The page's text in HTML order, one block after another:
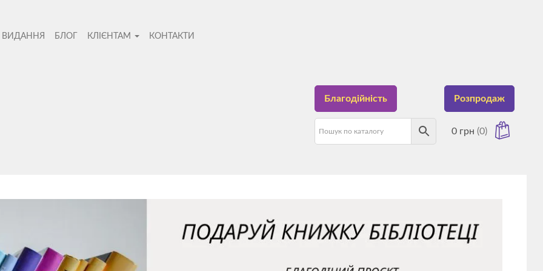
ВИДАННЯ БЛОГ КЛІЄНТАМ КОНТАКТИ
Благодійність Розпродаж
0 грн (0)